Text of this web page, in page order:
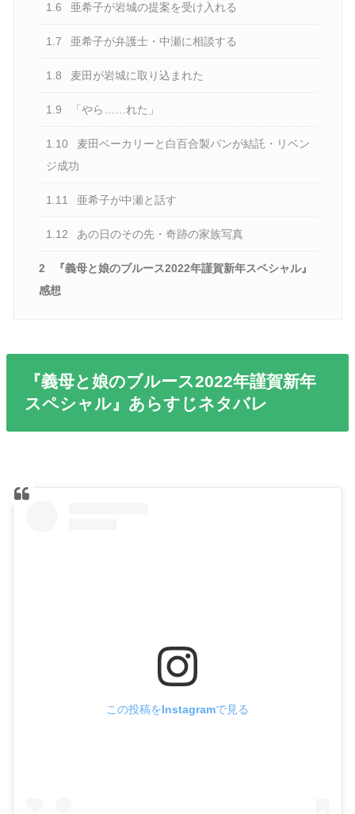
1.6 亜希子が岩城の提案を受け入れる
1.7 亜希子が弁護士・中瀬に相談する
1.8 麦田が岩城に取り込まれた
1.9 「やら……れた」
1.10
麦田ベーカリーと白百合製パンが結託・リベン
ジ成功
1.11 亜希子が中瀬と話す
1.12 あの日のその先・奇跡の家族写真
2
『義母と娘のブルース2022年謹賀新年スペシャル』
感想
『義母と娘のブルース2022年謹賀新年
スペシャル』あらすじネタバレ
この投稿をInstagramで見る